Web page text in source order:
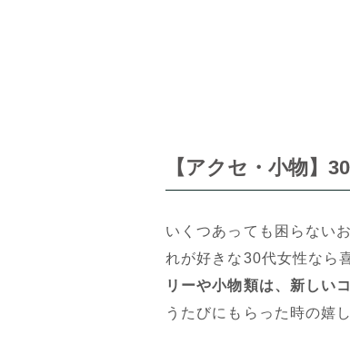
【アクセ・小物】
いくつあっても困らない
れが好きな30代女性なら
リーや小物類は、新しい
うたびにもらった時の嬉